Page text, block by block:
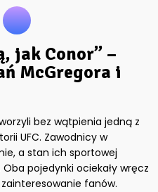
jak Conor” –
McGregora i
bez wątpienia jedną z
UFC. Zawodnicy w
a stan ich sportowej
pojedynki ociekały wręcz
fanów.